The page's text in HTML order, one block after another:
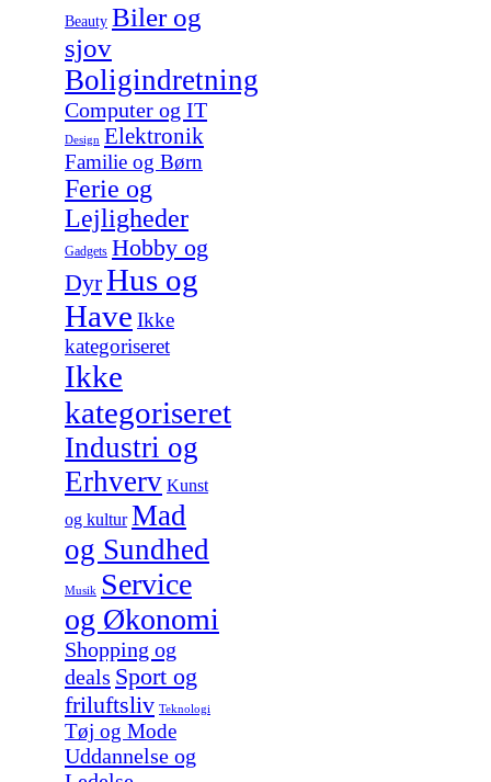
Beauty Biler og
sjov
Boligindretning
Computer og IT
Design Elektronik
Familie og Børn
Ferie og
Lejligheder
Gadgets Hobby og
DyrHus og
Have Ikke
kategoriseret
Ikke
kategoriseret
Industri og
Erhverv Kunst
og kultur Mad
og Sundhed
Musik Service
og Økonomi
Shopping og
deals Sport og
friluftsliv Teknologi
Tøj og Mode
Uddannelse og